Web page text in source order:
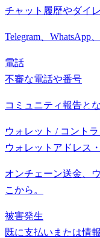
チャット履歴やダイ
Telegram、WhatsApp
電話
不審な電話や番号
コミュニティ報告と
ウォレット / コントラ
ウォレットアドレス
オンチェーン送金、
こから。
被害発生
既に支払いまたは情